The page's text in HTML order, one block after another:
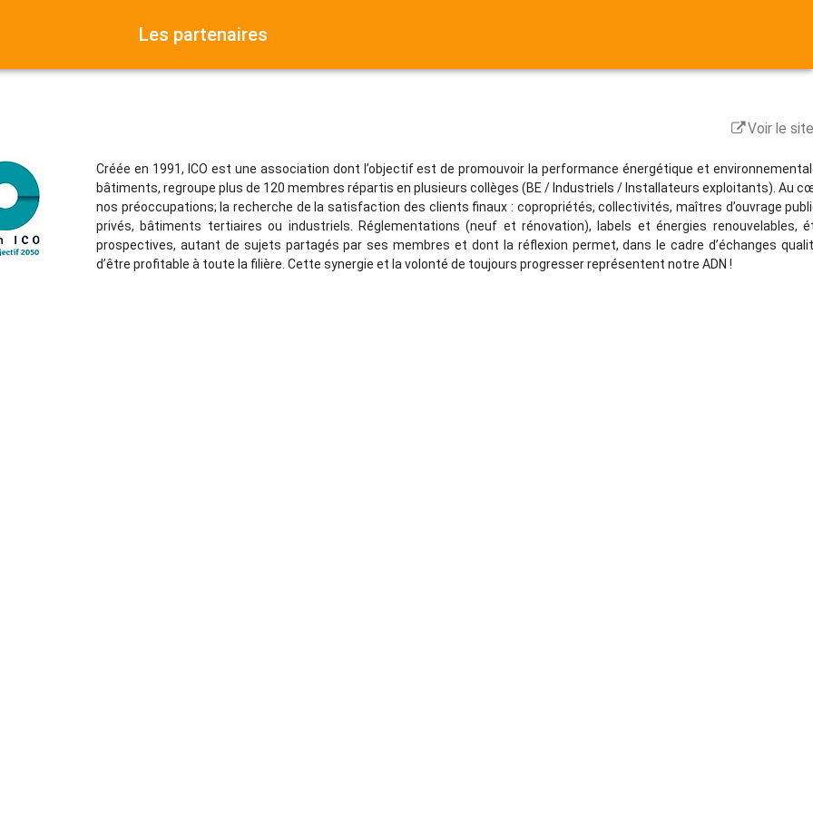
Les partenaires
Voir le
Créée en 1991, ICO est une association dont l’objectif est de promouvoir la performance énergétique et
bâtiments, regroupe plus de 120 membres répartis en plusieurs collèges (BE / Industriels / Installateurs exploitants). Au
nos préoccupations; la recherche de la satisfaction des clients finaux : copropriétés, collectivités, maîtres d’ouvrage
privés, bâtiments tertiaires ou industriels. Réglementations (neuf et rénovation), labels et énergies renouvelables,
prospectives, autant de sujets partagés par ses membres et dont la réflexion permet, dans le cadre d’échanges
d’être profitable à toute la filière. Cette synergie et la volonté de toujours progresser représentent notre ADN !